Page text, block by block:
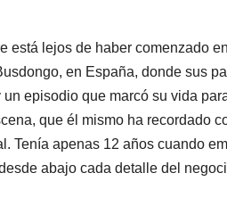
está lejos de haber comenzado
en España, donde sus
episodio que marcó su vida
que él mismo ha recordado
Tenía apenas 12 años cuando
abajo cada detalle del